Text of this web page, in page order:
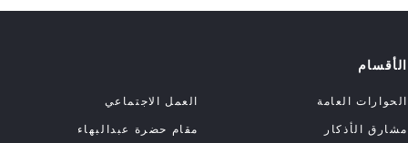
الأقسام
الحوارات العامة
العمل الاجتماعي
مشارق الأذكار
مقام حضرة عبدالبهاء